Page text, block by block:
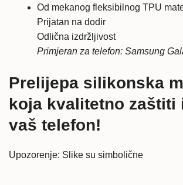
Od mekanog fleksibilnog TPU
Prijatan na dodir
Odlična izdržljivost
Primjeran za telefon: Samsung
Prelijepa silikonska
koja kvalitetno zaštiti
vaš telefon!
Upozorenje: Slike su simbolične